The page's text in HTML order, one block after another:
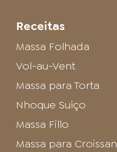
Receitas
Massa Folhada
Vol-au-Vent
Massa para Torta
Nhoque Suíço
Massa Fillo
Massa para